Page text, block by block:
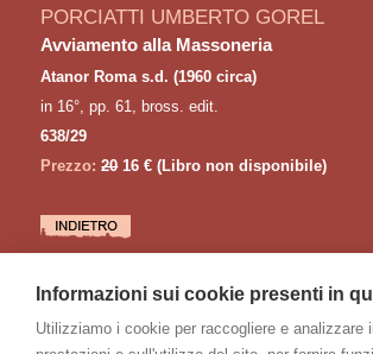
PORCIATTI UMBERTO GOREL
Avviamento alla Massoneria
Atanor Roma s.d. (1960 circa)
in 16°, pp. 61, bross. edit.
638/29
Prezzo: 2016 € (Libro non disponibile)
UNITE' MAÇONNIQUE
NAUDON Paul
Informazioni sui cookie presenti in
Utilizziamo i cookie per raccogliere e analizzare